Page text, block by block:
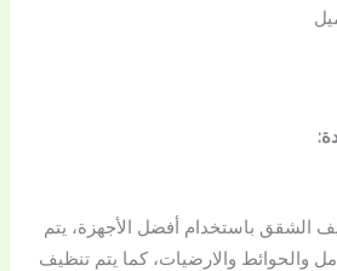
الشقق باستخدام أفضل الأجهزة، يتم
والحوائط والارضيات، كما يتم تنظيف